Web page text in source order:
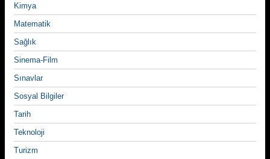
Kimya
Matematik
Sağlık
Sinema-Film
Sınavlar
Sosyal Bilgiler
Tarih
Teknoloji
Turizm